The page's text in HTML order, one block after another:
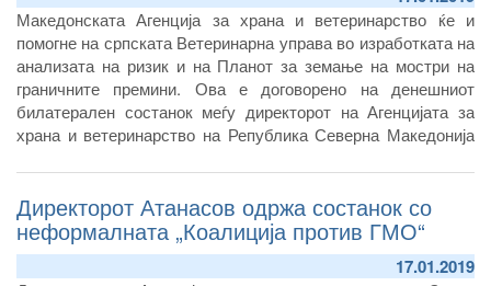
Македонската Агенција за храна и ветеринарство ќе и
помогне на српската Ветеринарна управа во изработката на
анализата на ризик и на Планот за земање на мостри на
граничните премини. Ова е договорено на денешниот
билатерален состанок меѓу директорот на Агенцијата за
храна и ветеринарство на Република Северна Македонија
директор на Ветеринарна управа при Министерството за
земјоделство на Република Србија, кој денес се одржа во
Белград.
Директорот Атанасов одржа состанок со
неформалната „Коалиција против ГМО“
17.01.2019